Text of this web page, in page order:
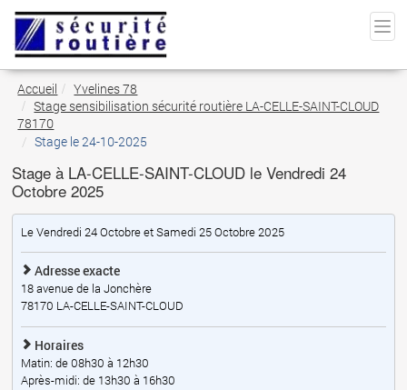
Accueil
Yvelines 78
Stage sensibilisation sécurité routière LA-CELLE-SAINT-CLOUD
78170
Stage le 24-10-2025
Stage à LA-CELLE-SAINT-CLOUD le Vendredi 24
Octobre 2025
Le Vendredi 24 Octobre et Samedi 25 Octobre 2025
Adresse exacte
18 avenue de la Jonchère
78170 LA-CELLE-SAINT-CLOUD
Horaires
Matin: de 08h30 à 12h30
Après-midi: de 13h30 à 16h30